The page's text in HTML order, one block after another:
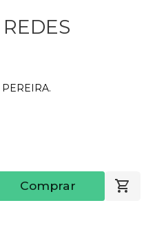
Comprar